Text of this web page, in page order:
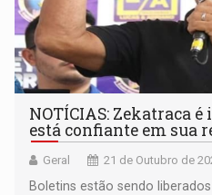
NOTÍCIAS: Zekatraca
está confiante em sua
Geral 21 de Outubro de
Boletins estão sendo